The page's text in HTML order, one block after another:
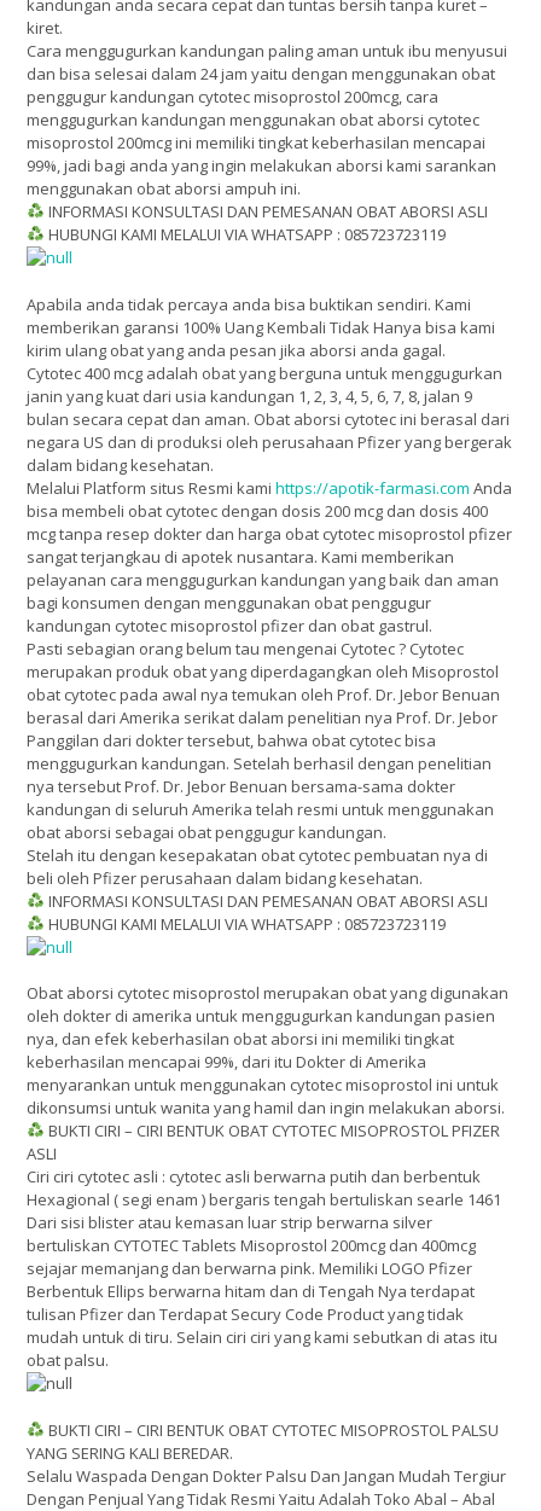
kandungan anda secara cepat dan tuntas bersih tanpa kuret –
kiret.
Cara menggugurkan kandungan paling aman untuk ibu menyusui
dan bisa selesai dalam 24 jam yaitu dengan menggunakan obat
penggugur kandungan cytotec misoprostol 200mcg, cara
menggugurkan kandungan menggunakan obat aborsi cytotec
misoprostol 200mcg ini memiliki tingkat keberhasilan mencapai
99%, jadi bagi anda yang ingin melakukan aborsi kami sarankan
menggunakan obat aborsi ampuh ini.
INFORMASI KONSULTASI DAN PEMESANAN OBAT ABORSI ASLI
HUBUNGI KAMI MELALUI VIA WHATSAPP : 085723723119
Apabila anda tidak percaya anda bisa buktikan sendiri. Kami
memberikan garansi 100% Uang Kembali Tidak Hanya bisa kami
kirim ulang obat yang anda pesan jika aborsi anda gagal.
Cytotec 400 mcg adalah obat yang berguna untuk menggugurkan
janin yang kuat dari usia kandungan 1, 2, 3, 4, 5, 6, 7, 8, jalan 9
bulan secara cepat dan aman. Obat aborsi cytotec ini berasal dari
negara US dan di produksi oleh perusahaan Pfizer yang bergerak
dalam bidang kesehatan.
Melalui Platform situs Resmi kami https://apotik-farmasi.com Anda
bisa membeli obat cytotec dengan dosis 200 mcg dan dosis 400
mcg tanpa resep dokter dan harga obat cytotec misoprostol pfizer
sangat terjangkau di apotek nusantara. Kami memberikan
pelayanan cara menggugurkan kandungan yang baik dan aman
bagi konsumen dengan menggunakan obat penggugur
kandungan cytotec misoprostol pfizer dan obat gastrul.
Pasti sebagian orang belum tau mengenai Cytotec ? Cytotec
merupakan produk obat yang diperdagangkan oleh Misoprostol
obat cytotec pada awal nya temukan oleh Prof. Dr. Jebor Benuan
berasal dari Amerika serikat dalam penelitian nya Prof. Dr. Jebor
Panggilan dari dokter tersebut, bahwa obat cytotec bisa
menggugurkan kandungan. Setelah berhasil dengan penelitian
nya tersebut Prof. Dr. Jebor Benuan bersama-sama dokter
kandungan di seluruh Amerika telah resmi untuk menggunakan
obat aborsi sebagai obat penggugur kandungan.
Stelah itu dengan kesepakatan obat cytotec pembuatan nya di
beli oleh Pfizer perusahaan dalam bidang kesehatan.
INFORMASI KONSULTASI DAN PEMESANAN OBAT ABORSI ASLI
HUBUNGI KAMI MELALUI VIA WHATSAPP : 085723723119
Obat aborsi cytotec misoprostol merupakan obat yang digunakan
oleh dokter di amerika untuk menggugurkan kandungan pasien
nya, dan efek keberhasilan obat aborsi ini memiliki tingkat
keberhasilan mencapai 99%, dari itu Dokter di Amerika
menyarankan untuk menggunakan cytotec misoprostol ini untuk
dikonsumsi untuk wanita yang hamil dan ingin melakukan aborsi.
BUKTI CIRI – CIRI BENTUK OBAT CYTOTEC MISOPROSTOL PFIZER
ASLI
Ciri ciri cytotec asli : cytotec asli berwarna putih dan berbentuk
Hexagional ( segi enam ) bergaris tengah bertuliskan searle 1461
Dari sisi blister atau kemasan luar strip berwarna silver
bertuliskan CYTOTEC Tablets Misoprostol 200mcg dan 400mcg
sejajar memanjang dan berwarna pink. Memiliki LOGO Pfizer
Berbentuk Ellips berwarna hitam dan di Tengah Nya terdapat
tulisan Pfizer dan Terdapat Secury Code Product yang tidak
mudah untuk di tiru. Selain ciri ciri yang kami sebutkan di atas itu
obat palsu.
BUKTI CIRI – CIRI BENTUK OBAT CYTOTEC MISOPROSTOL PALSU
YANG SERING KALI BEREDAR.
Selalu Waspada Dengan Dokter Palsu Dan Jangan Mudah Tergiur
Dengan Penjual Yang Tidak Resmi Yaitu Adalah Toko Abal – Abal